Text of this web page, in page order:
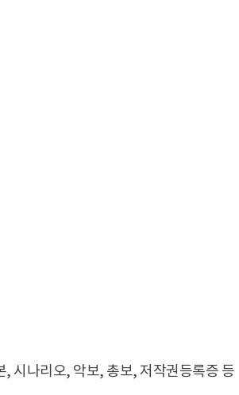
시나리오, 악보, 총보, 저작권등록증 등